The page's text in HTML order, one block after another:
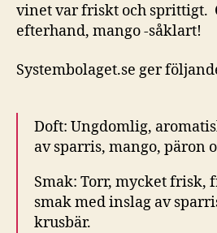
vinet var friskt och sprittigt.
efterhand, mango -såklart!
Systembolaget.se ger
Doft: Ungdomlig,
av sparris, mango, päron
Smak: Torr, mycket frisk,
smak med inslag av
krusbär.